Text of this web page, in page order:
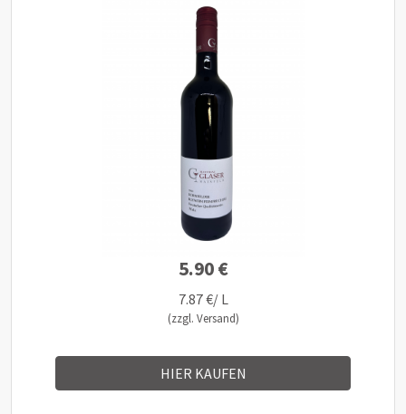
5.90 €
7.87 €/ L
(zzgl. Versand)
HIER KAUFEN